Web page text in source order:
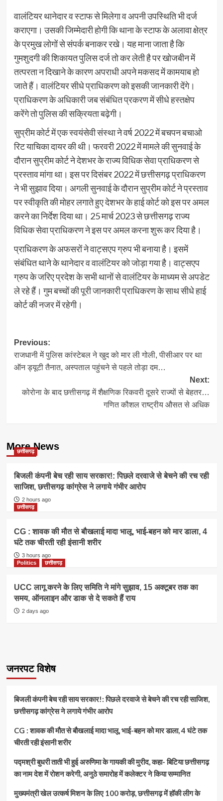
वालंटियर थानेदार व स्टाफ से मिलेगा व अपनी उपस्थिति भी दर्ज
कराएगा। उसकी जिम्मेदारी होगी कि थाना के स्टाफ के अलावा क्षेत्र
के प्रमुख लोगों से संपर्क बनाकर रखे। यह माना जाता है कि
गुमशुदगी की शिकायत पुलिस दर्ज तो कर लेती है पर खोजबीन में
तत्परता न दिखाने के कारण अपराधी अपने मकसद में कामयाब हो
जाते हैं। वालंटियर सीधे प्राधिकरण को इसकी जानकारी देंगे।
प्राधिकरण के अधिकारी जब संबंधित प्रकरण में सीधे हस्तक्षेप
करेंगे तो पुलिस की सक्रियता बढ़ेगी।
सुप्रीम कोर्ट में एक स्वयंसेवी संस्था ने वर्ष 2022 में बचपन बचाओ
रिट याचिका दायर की थी। फरवरी 2022 में मामले की सुनवाई के
दौरान सुप्रीम कोर्ट ने देशभर के राज्य विधिक सेवा प्राधिकरण से
प्रस्ताव मांगा था। इस पर दिसंबर 2022 में छत्तीसगढ़ प्राधिकरण
ने भी सुझाव दिया। अगली सुनवाई के दौरान सुप्रीम कोर्ट ने प्रस्ताव
पर स्वीकृति की मोहर लगाते हुए देशभर के हाई कोर्ट को इस पर अमल
करने का निर्देश दिया था। 25 मार्च 2023 से छत्तीसगढ़ राज्य
विधिक सेवा प्राधिकरण ने इस पर अमल करना शुरू कर दिया है।
प्राधिकरण के अफसरों ने वाट्सएप ग्रुप भी बनाया है। इसमें
संबंधित थाने के थानेदार व वालंटियर को जोड़ा गया है। वाट्सएप
ग्रुप के जरिए प्रदेश के सभी थानों से वालंटियर के माध्यम से अपडेट
ले रहे हैं। गुम बच्चों की पूरी जानकारी प्राधिकरण के साथ सीधे हाई
कोर्ट की नजर में रहेगी।
Post
navigation
Previous:
राजधानी में पुलिस कांस्टेबल ने खुद को मार ली गोली, पीसीआर पर था
ऑन ड्यूटी तैनात, अस्पताल पहुंचने से पहले तोड़ा दम…
Next:
कोरोना के बाद छत्तीसगढ़ में शैक्षणिक रिकवरी दूसरे राज्यों से बेहतर…
गणित कौशल राष्ट्रीय औसत से अधिक
More News
छत्तीसगढ़
बिजली कंपनी बेच रही साय सरकार!: पिछले दरवाजे से बेचने की रच रही
साजिश, छत्तीसगढ़ कांग्रेस ने लगाये गंभीर आरोप
2 hours ago
छत्तीसगढ़
CG : शावक की मौत से बौखलाई मादा भालू, भाई-बहन को मार डाला, 4
घंटे तक चीरती रही इंसानी शरीर
3 hours ago
Politics
छत्तीसगढ़
UCC लागू करने के लिए समिति ने मांगे सुझाव, 15 अक्टूबर तक का
समय, ऑनलाइन और डाक से दे सकते हैं राय
2 days ago
जनरपट विशेष
बिजली कंपनी बेच रही साय सरकार!: पिछले दरवाजे से बेचने की रच रही साजिश,
छत्तीसगढ़ कांग्रेस ने लगाये गंभीर आरोप
CG : शावक की मौत से बौखलाई मादा भालू, भाई-बहन को मार डाला, 4 घंटे तक
चीरती रही इंसानी शरीर
पद्मश्री बुधरी ताती भी हुई अरुणिमा के गायकी की मुरीद, कहा- बिटिया छत्तीसगढ़
का नाम देश में रोशन करेगी, अनुठे समारोह में कलेक्टर ने किया सम्मानित
मुख्यमंत्री खेल उत्कर्ष मिशन के लिए 100 करोड़, छत्तीसगढ़ में हॉकी लीग के